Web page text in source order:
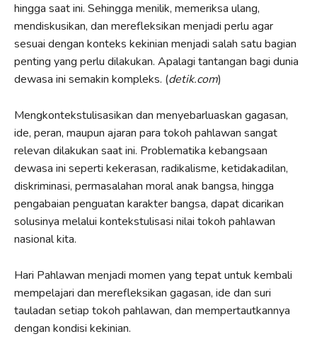
hingga saat ini. Sehingga menilik, memeriksa ulang,
mendiskusikan, dan merefleksikan menjadi perlu agar
sesuai dengan konteks kekinian menjadi salah satu bagian
penting yang perlu dilakukan. Apalagi tantangan bagi dunia
dewasa ini semakin kompleks. (detik.com)
Mengkontekstulisasikan dan menyebarluaskan gagasan,
ide, peran, maupun ajaran para tokoh pahlawan sangat
relevan dilakukan saat ini. Problematika kebangsaan
dewasa ini seperti kekerasan, radikalisme, ketidakadilan,
diskriminasi, permasalahan moral anak bangsa, hingga
pengabaian penguatan karakter bangsa, dapat dicarikan
solusinya melalui kontekstulisasi nilai tokoh pahlawan
nasional kita.
Hari Pahlawan menjadi momen yang tepat untuk kembali
mempelajari dan merefleksikan gagasan, ide dan suri
tauladan setiap tokoh pahlawan, dan mempertautkannya
dengan kondisi kekinian.